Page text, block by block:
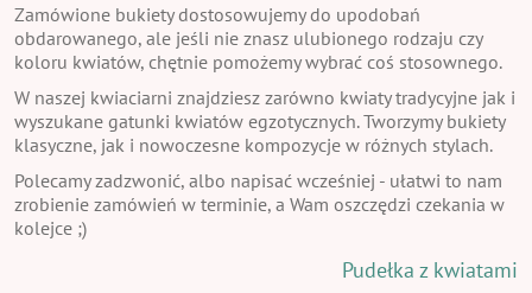
Zamówione bukiety dostosowujemy do upodobań
obdarowanego, ale jeśli nie znasz ulubionego rodzaju czy
koloru kwiatów, chętnie pomożemy wybrać coś stosownego.
W naszej kwiaciarni znajdziesz zarówno kwiaty tradycyjne jak i
wyszukane gatunki kwiatów egzotycznych. Tworzymy bukiety
klasyczne, jak i nowoczesne kompozycje w różnych stylach.
Polecamy zadzwonić, albo napisać wcześniej - ułatwi to nam
zrobienie zamówień w terminie, a Wam oszczędzi czekania w
kolejce ;)
Pudełka z kwiatami